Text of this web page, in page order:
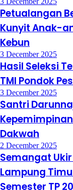
Petualangan
Kunyit Anak-
Kebun
3 December 2025
Hasil Seleksi
TMI Pondok
3 December 2025
Santri
Dakwah
2 December 2025
Semangat
Lampung
Semester TP